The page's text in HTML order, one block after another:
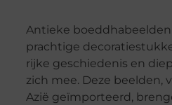
Antieke
prachtige
rijke geschiedenis en
zich mee. Deze beelden,
Azië geïmporteerd,